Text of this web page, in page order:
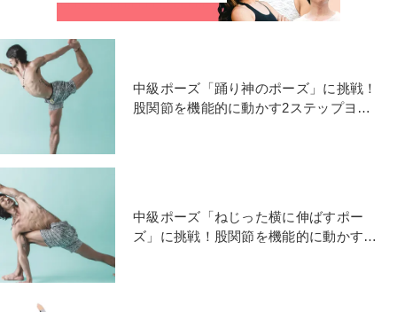
中級ポーズ「踊り神のポーズ」に挑戦！
股関節を機能的に動かす2ステップヨガ
中級ポーズ「ねじった横に伸ばすポー
ズ」に挑戦！股関節を機能的に動かす2